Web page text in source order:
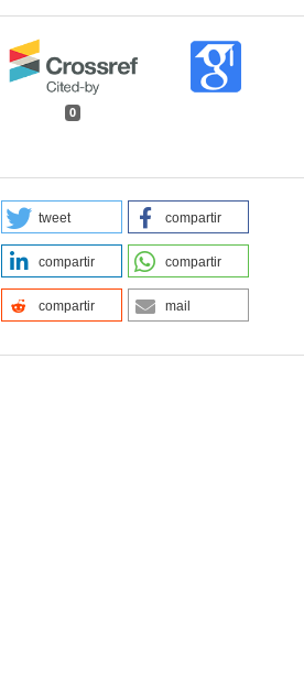
0
tweet compartir
compartir compartir
compartir mail